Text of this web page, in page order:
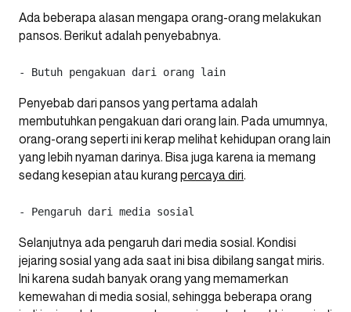
Ada beberapa alasan mengapa orang-orang melakukan
pansos. Berikut adalah penyebabnya.
- Butuh pengakuan dari orang lain
Penyebab dari pansos yang pertama adalah
membutuhkan pengakuan dari orang lain. Pada umumnya,
orang-orang seperti ini kerap melihat kehidupan orang lain
yang lebih nyaman darinya. Bisa juga karena ia memang
sedang kesepian atau kurang percaya diri.
- Pengaruh dari media sosial
Selanjutnya ada pengaruh dari media sosial. Kondisi
jejaring sosial yang ada saat ini bisa dibilang sangat miris.
Ini karena sudah banyak orang yang memamerkan
kemewahan di media sosial, sehingga beberapa orang